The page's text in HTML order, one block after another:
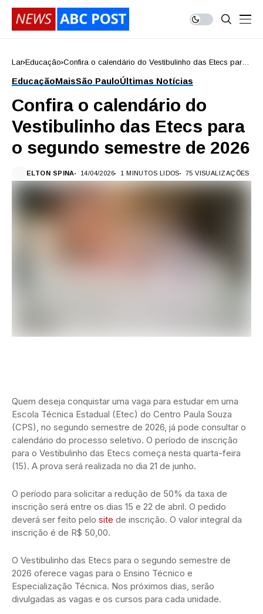
Lar Educação Confira o calendário do Vestibulinho das Etecs para
EducaçãoMaisSão PauloÚltimas Notícias
Confira o calendário do
Vestibulinho das Etecs para
o segundo semestre de 2026
ELTON SPINA 14/04/2026 1 MINUTOS LIDOS 75 VISUALIZAÇÕES
Quem deseja conquistar uma vaga para estudar em uma
Escola Técnica Estadual (Etec) do Centro Paula Souza
(CPS), no segundo semestre de 2026, já pode consultar o
calendário do processo seletivo. O período de inscrição
para o Vestibulinho das Etecs começa nesta quarta-feira
(15). A prova será realizada no dia 21 de junho.
O período para solicitar a redução de 50% da taxa de
inscrição será entre os dias 15 e 22 de abril. O pedido
deverá ser feito pelo site de inscrição. O valor integral da
inscrição é de R$ 50,00.
O Vestibulinho das Etecs para o segundo semestre de
2026 oferece vagas para o Ensino Técnico e
Especialização Técnica. Nos próximos dias, serão
divulgadas as vagas e os cursos para cada unidade.